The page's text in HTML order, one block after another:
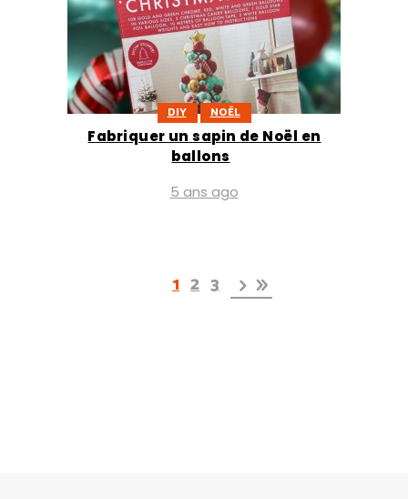
DIY NOËL
Fabriquer un sapin de Noël en
ballons
5 ans ago
1 2 3